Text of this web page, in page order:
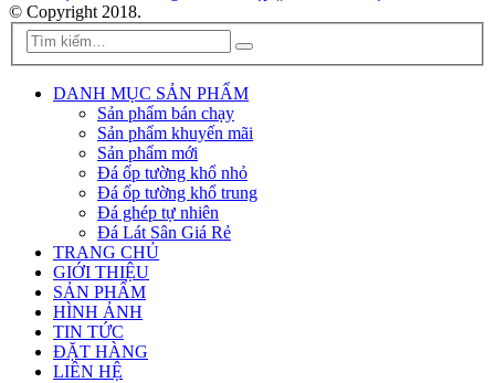
© Copyright 2018.
DANH MỤC SẢN PHẨM
Sản phẩm bán chạy
Sản phẩm khuyến mãi
Sản phẩm mới
Đá ốp tường khổ nhỏ
Đá ốp tường khổ trung
Đá ghép tự nhiên
Đá Lát Sân Giá Rẻ
TRANG CHỦ
GIỚI THIỆU
SẢN PHẨM
HÌNH ẢNH
TIN TỨC
ĐẶT HÀNG
LIÊN HỆ